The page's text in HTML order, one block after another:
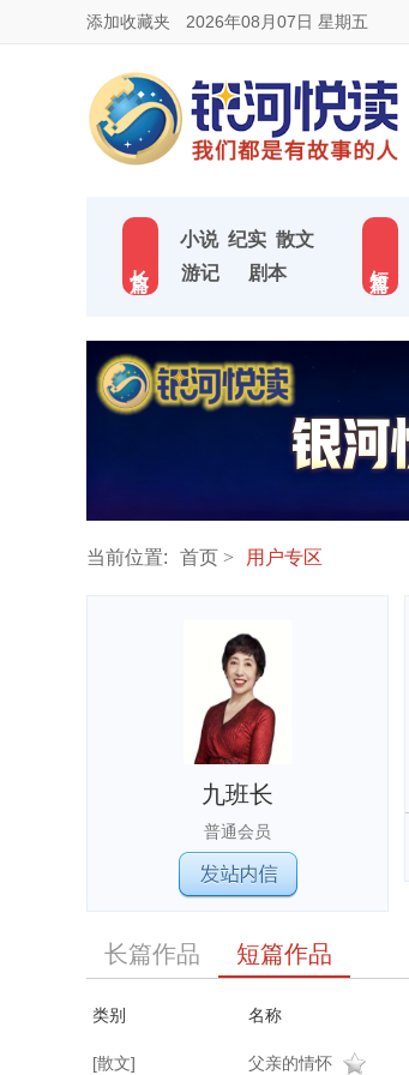
添加收藏夹 2026年08月07日 星期五
小说 纪实 散文
游记
剧本
当前位置: 首页 用户专区
九班长
普通会员
长篇作品 短篇作品
类别 名称
[散文] 父亲的情怀